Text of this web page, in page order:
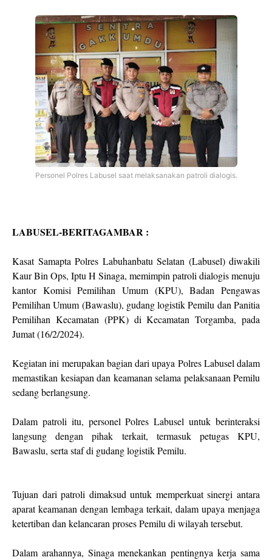
Personel Polres Labusel saat melaksanakan patroli dialogis.
LABUSEL-BERITAGAMBAR :
Kasat Samapta Polres Labuhanbatu Selatan (Labusel) diwakili
Kaur Bin Ops, Iptu H Sinaga, memimpin patroli dialogis menuju
kantor Komisi Pemilihan Umum (KPU), Badan Pengawas
Pemilihan Umum (Bawaslu), gudang logistik Pemilu dan Panitia
Pemilihan Kecamatan (PPK) di Kecamatan Torgamba, pada
Jumat (16/2/2024).
Kegiatan ini merupakan bagian dari upaya Polres Labusel dalam
memastikan kesiapan dan keamanan selama pelaksanaan Pemilu
sedang berlangsung.
Dalam patroli itu, personel Polres Labusel untuk berinteraksi
langsung dengan pihak terkait, termasuk petugas KPU,
Bawaslu, serta staf di gudang logistik Pemilu.
Tujuan dari patroli dimaksud untuk memperkuat sinergi antara
aparat keamanan dengan lembaga terkait, dalam upaya menjaga
ketertiban dan kelancaran proses Pemilu di wilayah tersebut.
Dalam arahannya, Sinaga menekankan pentingnya kerja sama